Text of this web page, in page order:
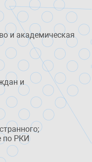
и академическая
и
по РКИ